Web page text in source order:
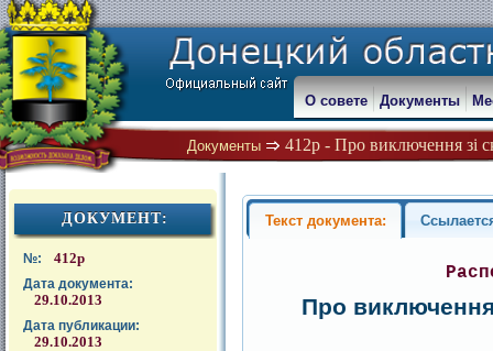
Документы 412р - Про виключення зі
О совете Документы
ДОКУМЕНТ:
№: 412р
Дата документа:
29.10.2013
Дата публикации:
29.10.2013
Текст документа:
Про виключення